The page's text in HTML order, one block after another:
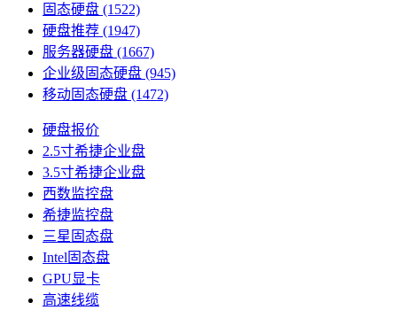
固态硬盘 (1522)
硬盘推荐 (1947)
服务器硬盘 (1667)
企业级固态硬盘 (945)
移动固态硬盘 (1472)
硬盘报价
2.5寸希捷企业盘
3.5寸希捷企业盘
西数监控盘
希捷监控盘
三星固态盘
Intel固态盘
GPU显卡
高速线缆